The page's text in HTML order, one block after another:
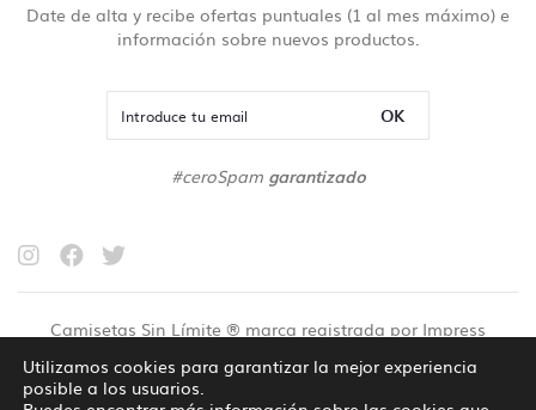
Date de alta y recibe ofertas puntuales (1 al mes máximo) e
información sobre nuevos productos.
OK
#ceroSpam garantizado
Camisetas Sin Límite ® marca registrada por Impress
Utilizamos cookies para garantizar la mejor experiencia
posible a los usuarios.